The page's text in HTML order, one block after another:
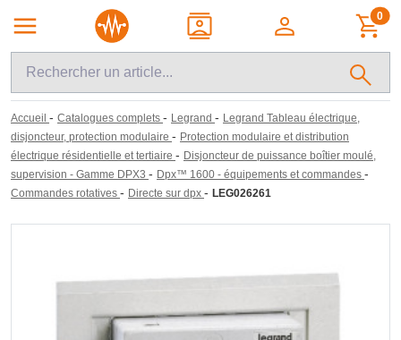
0
Accueil - Catalogues complets - Legrand - Legrand Tableau électrique,
disjoncteur, protection modulaire - Protection modulaire et distribution
électrique résidentielle et tertiaire - Disjoncteur de puissance boîtier moulé,
supervision - Gamme DPX3 - Dpx™ 1600 - équipements et commandes -
Commandes rotatives - Directe sur dpx - LEG026261